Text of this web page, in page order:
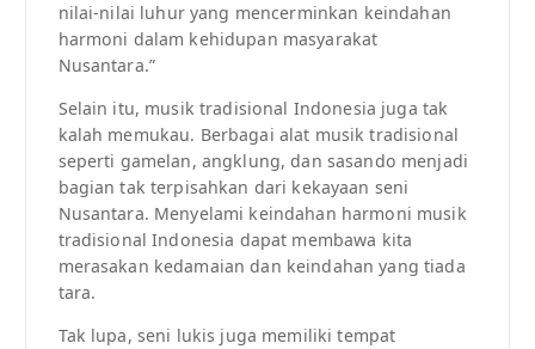
nilai-nilai luhur yang mencerminkan keindahan
harmoni dalam kehidupan masyarakat
Nusantara.”
Selain itu, musik tradisional Indonesia juga tak
kalah memukau. Berbagai alat musik tradisional
seperti gamelan, angklung, dan sasando menjadi
bagian tak terpisahkan dari kekayaan seni
Nusantara. Menyelami keindahan harmoni musik
tradisional Indonesia dapat membawa kita
merasakan kedamaian dan keindahan yang tiada
tara.
Tak lupa, seni lukis juga memiliki tempat